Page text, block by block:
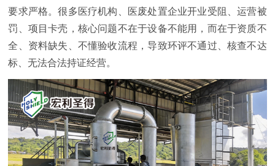
要求严格。很多医疗机构、医废处置企业开业受阻、运营被
罚、项目卡壳，核心问题不在于设备不能用，而在于资质不
全、资料缺失、不懂验收流程，导致环评不通过、核查不达
标、无法合法持证经营。